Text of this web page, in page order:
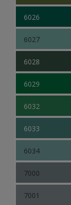
6026
6027
6028
6029
6032
6033
6034
7000
7001